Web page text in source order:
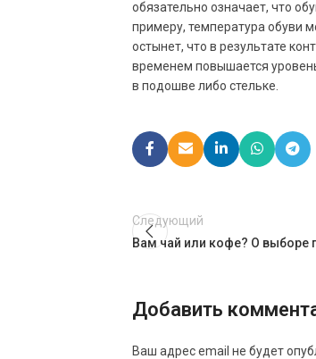
обязательно означает, что
примеру, температура обуви
остынет, что в результате
временем повышается
в подошве либо стельке.
Следующий
Вам чай или кофе? О выборе
Добавить
Ваш адрес email не будет